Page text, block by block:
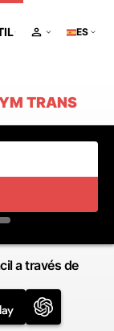
ES
TRANS
a través de